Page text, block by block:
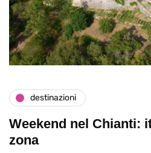
destinazioni
Weekend nel Chianti:
zona